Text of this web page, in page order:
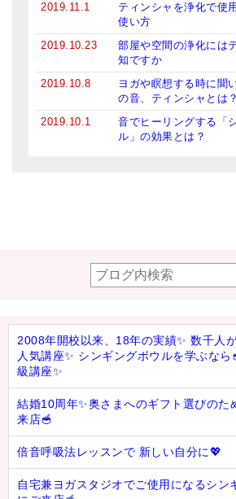
2019.11.1
ティンシャを浄化で使
使い方
2019.10.23
部屋や空間の浄化には
知ですか
2019.10.8
ヨガや瞑想する時に聞
の音、ティンシャとは？
2019.10.1
音でヒーリングする「
ル」の効果とは？
2008年開校以来、18年の実績✨ 数千人
人気講座✨ シンギングボウルを学ぶな
級講座✨
結婚10周年✨奥さまへのギフト選びのた
来店🥣
倍音呼吸法レッスンで 新しい自分に💖
自宅兼ヨガスタジオでご使用になるシン